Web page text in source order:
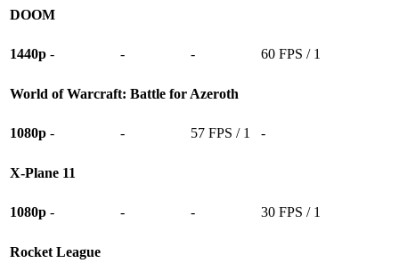
DOOM
1440p - - - 60 FPS / 1
World of Warcraft: Battle for Azeroth
1080p - - 57 FPS / 1 -
X-Plane 11
1080p - - - 30 FPS / 1
Rocket League